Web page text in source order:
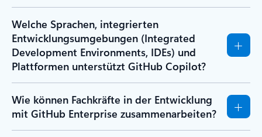
Welche Sprachen, integrierten
Entwicklungsumgebungen (Integrated
Development Environments, IDEs) und
Plattformen unterstützt GitHub Copilot?
Wie können Fachkräfte in der Entwicklung
mit GitHub Enterprise zusammenarbeiten?